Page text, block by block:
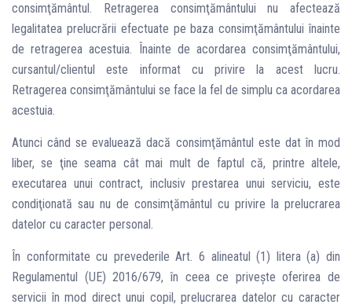
consimţământul. Retragerea consimţământului nu afectează
legalitatea prelucrării efectuate pe baza consimţământului înainte
de retragerea acestuia. Înainte de acordarea consimţământului,
cursantul/clientul este informat cu privire la acest lucru.
Retragerea consimţământului se face la fel de simplu ca acordarea
acestuia.
Atunci când se evaluează dacă consimţământul este dat în mod
liber, se ţine seama cât mai mult de faptul că, printre altele,
executarea unui contract, inclusiv prestarea unui serviciu, este
condiţionată sau nu de consimţământul cu privire la prelucrarea
datelor cu caracter personal.
În conformitate cu prevederile Art. 6 alineatul (1) litera (a) din
Regulamentul (UE) 2016/679, în ceea ce priveşte oferirea de
servicii în mod direct unui copil, prelucrarea datelor cu caracter